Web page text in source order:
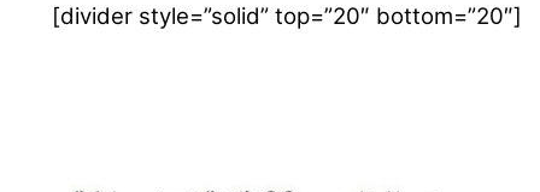
[divider style=”solid” top=”20″ bottom=”20″]